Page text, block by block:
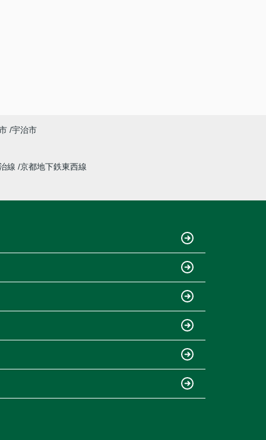
宇治市
線 京都地下鉄東西線